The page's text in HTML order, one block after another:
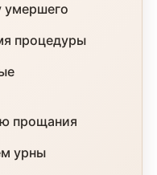
умершего
процедуры
прощания
урны